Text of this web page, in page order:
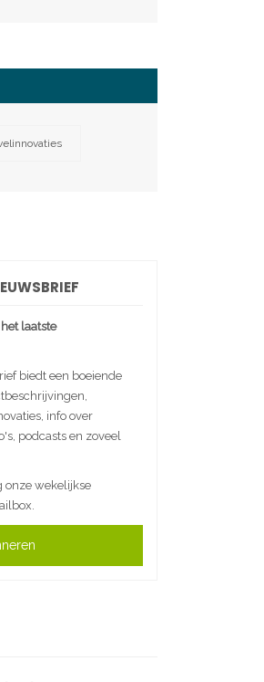
laatste
biedt een boeiende
info over
podcasts en zoveel
onze wekelijkse